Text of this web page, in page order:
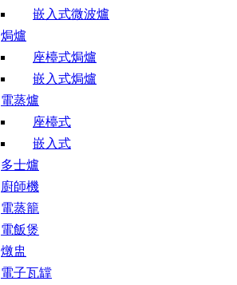
嵌入式微波爐
焗爐
座檯式焗爐
嵌入式焗爐
電蒸爐
座檯式
嵌入式
多士爐
廚師機
電蒸籠
電飯煲
燉盅
電子瓦罉